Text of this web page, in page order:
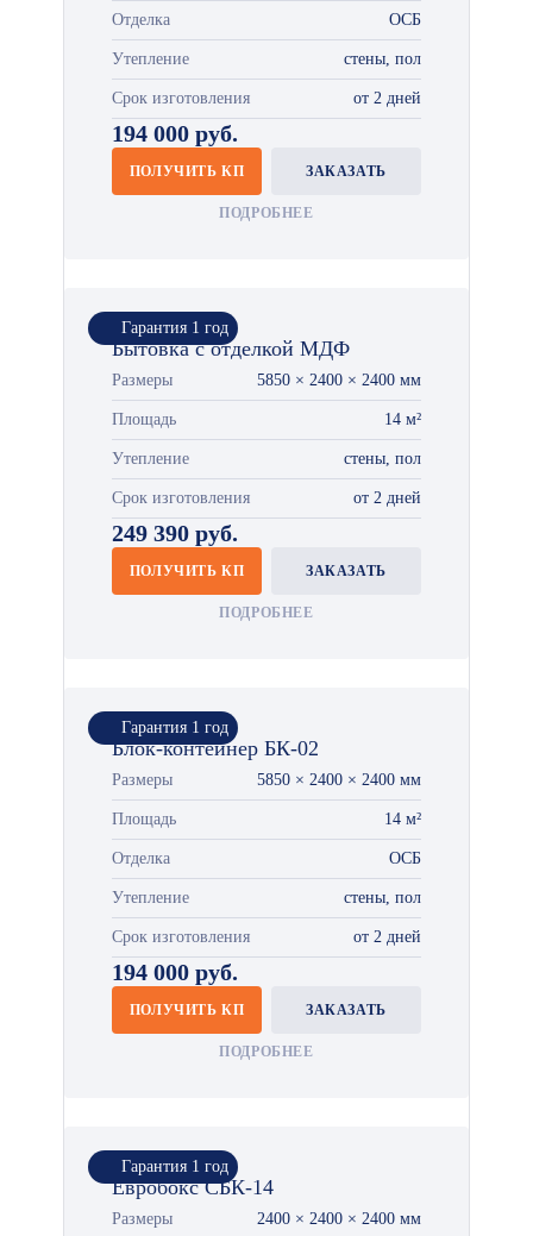
Отделка ОСБ
Утепление стены, пол
Срок изготовления от 2 дней
194 000 руб.
ПОЛУЧИТЬ КП ЗАКАЗАТЬ
ПОДРОБНЕЕ
Гарантия 1 год
Бытовка с отделкой МДФ
Размеры 5850 × 2400 × 2400 мм
Площадь 14 м²
Утепление стены, пол
Срок изготовления от 2 дней
249 390 руб.
ПОЛУЧИТЬ КП ЗАКАЗАТЬ
ПОДРОБНЕЕ
Гарантия 1 год
Блок-контейнер БК-02
Размеры 5850 × 2400 × 2400 мм
Площадь 14 м²
Отделка ОСБ
Утепление стены, пол
Срок изготовления от 2 дней
194 000 руб.
ПОЛУЧИТЬ КП ЗАКАЗАТЬ
ПОДРОБНЕЕ
Гарантия 1 год
Евробокс СБК-14
Размеры 2400 × 2400 × 2400 мм